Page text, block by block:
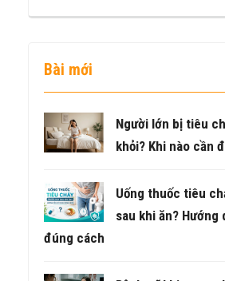
Bài mới
Người lớn bị tiêu
khỏi? Khi nào cần
Uống thuốc tiêu
sau khi ăn? Hướng
đúng cách